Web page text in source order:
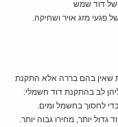
של דוד שמש
פגעי מזג אויר ושחיקה.
שאין בהם בררה אלא התקנת
לב בהתקנת דוד חשמלי:
לחסוך בחשמל ומים.
יותר, מחירו גבוה יותר.